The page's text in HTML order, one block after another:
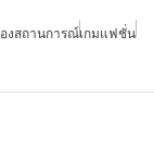
งสถานการณ์เกมแฟชั่น